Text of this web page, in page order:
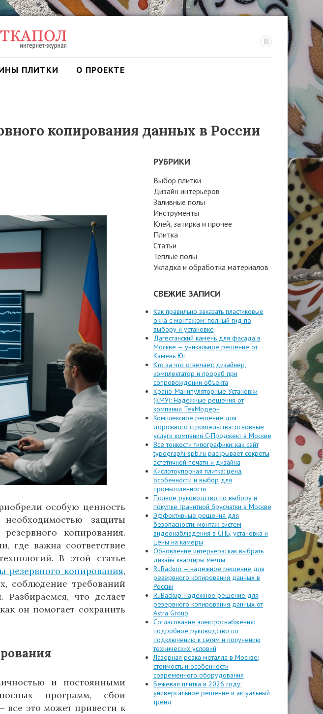
ПЛИТКИ О ПРОЕКТЕ
копирования данных в России
особую ценность
защиты
копирования.
где важна соответствие
В этой статье
резервного копирования,
соблюдение требований
Разбираемся, что делает
он помогает сохранить
и постоянными
программ, сбои
все это может привести к
РУБРИКИ
Выбор плитки
Дизайн интерьеров
Заливные полы
Инструменты
Клей, затирка и прочее
Плитка
Статьи
Теплые полы
Укладка и обработка материалов
СВЕЖИЕ ЗАПИСИ
Как правильно заказать пластиковые
окна с монтажом: полный гид по
выбору и установке
Дагестанский камень для фасада в
Москве — уникальное решение от
Камень Юг
Кто за что отвечает: дизайнер,
комплектатор и прораб при
сопровождении объекта
Крано-Манипуляторные Установки
(КМУ): Надежные решения от
компании ТехМодерн
Комплексное решение для
дорожного строительства: основные
услуги компании C-Проджект в Москве
Все тонкости типографики: как сайт
typographi-spb.ru раскрывает секреты
эстетичной печати и дизайна
Кислотоупорная плитка: цена,
особенности и выбор для
промышленности
Полное руководство по выбору и
покупке гранитной брусчатки в Москве
Эффективные решения для
безопасности: монтаж систем
видеонаблюдения в СПБ, установка и
цены на камеры
Обновление интерьера: как выбрать
дизайн квартиры мечты
RuBackup — надежное решение для
резервного копирования данных в
России
RuBackup: надёжное решение для
резервного копирования данных от
Astra Group
Согласование электроснабжения:
подробное руководство по
подключению к сетям и получению
технических условий
Лазерная резка металла в Москве:
стоимость и особенности
современного оборудования
Бежевая плитка в 2026 году:
универсальное решение и актуальный
тренд